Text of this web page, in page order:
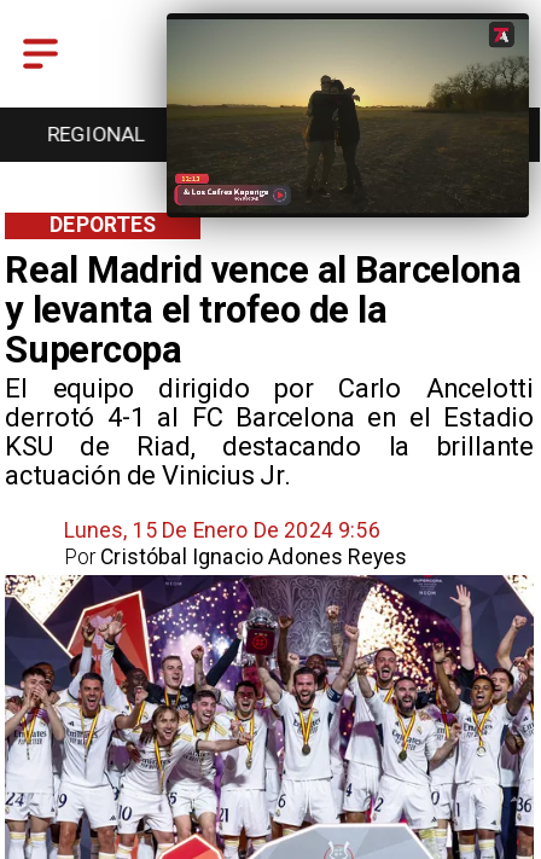
REGIONAL ENTRETENCIÓN DEPORTES
Real Madrid vence al Barcelona
y levanta el trofeo de la
Supercopa
El equipo dirigido por Carlo Ancelotti
derrotó 4-1 al FC Barcelona en el Estadio
KSU de Riad, destacando la brillante
actuación de Vinicius Jr.
DEPORTES
Lunes, 15 De Enero De 2024 9:56
Cristóbal Ignacio Adones Reyes
Por